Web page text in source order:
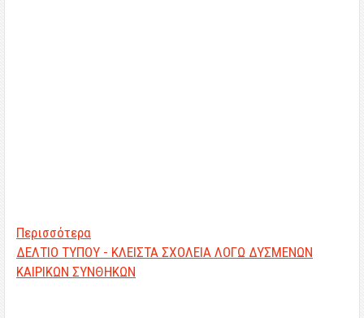
Περισσότερα
ΔΕΛΤΙΟ ΤΥΠΟΥ - ΚΛΕΙΣΤΑ ΣΧΟΛΕΙΑ ΛΟΓΩ ΔΥΣΜΕΝΩΝ
ΚΑΙΡΙΚΩΝ ΣΥΝΘΗΚΩΝ